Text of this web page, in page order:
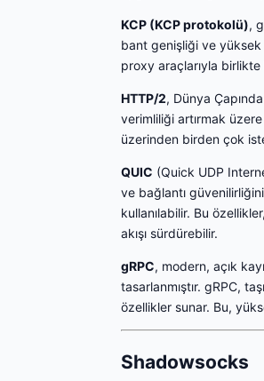
KCP (KCP protokolü),
bant genişliği ve
proxy araçlarıyla birlikte
HTTP/2, Dünya
verimliliği artırmak
üzerinden birden çok
QUIC (Quick UDP
ve bağlantı
kullanılabilir. Bu
akışı sürdürebilir.
gRPC, modern, açık
tasarlanmıştır. gRPC,
özellikler sunar. Bu,
Shadowsocks